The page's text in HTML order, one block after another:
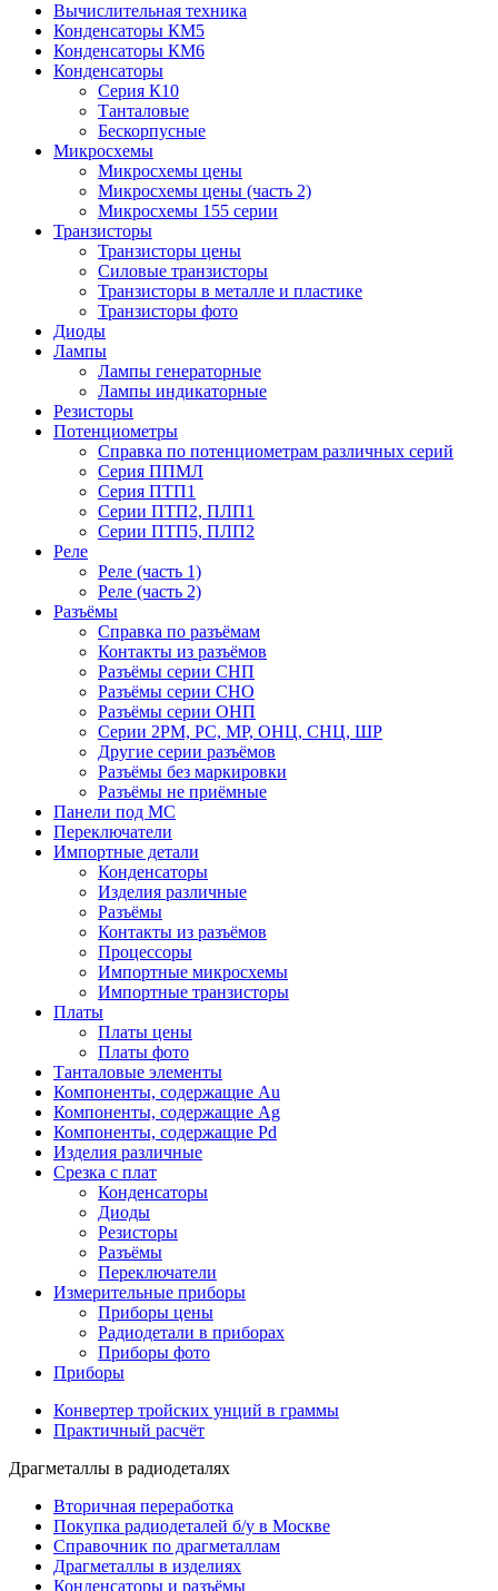
Вычислительная техника
Конденсаторы КМ5
Конденсаторы КМ6
Конденсаторы
Серия К10
Танталовые
Бескорпусные
Микросхемы
Микросхемы цены
Микросхемы цены (часть 2)
Микросхемы 155 серии
Транзисторы
Транзисторы цены
Силовые транзисторы
Транзисторы в металле и пластике
Транзисторы фото
Диоды
Лампы
Лампы генераторные
Лампы индикаторные
Резисторы
Потенциометры
Справка по потенциометрам различных серий
Серия ППМЛ
Серия ПТП1
Серии ПТП2, ПЛП1
Серии ПТП5, ПЛП2
Реле
Реле (часть 1)
Реле (часть 2)
Разъёмы
Справка по разъёмам
Контакты из разъёмов
Разъёмы серии СНП
Разъёмы серии СНО
Разъёмы серии ОНП
Серии 2РМ, РС, МР, ОНЦ, СНЦ, ШР
Другие серии разъёмов
Разъёмы без маркировки
Разъёмы не приёмные
Панели под МС
Переключатели
Импортные детали
Конденсаторы
Изделия различные
Разъёмы
Контакты из разъёмов
Процессоры
Импортные микросхемы
Импортные транзисторы
Платы
Платы цены
Платы фото
Танталовые элементы
Компоненты, содержащие Au
Компоненты, содержащие Ag
Компоненты, содержащие Pd
Изделия различные
Срезка с плат
Конденсаторы
Диоды
Резисторы
Разъёмы
Переключатели
Измерительные приборы
Приборы цены
Радиодетали в приборах
Приборы фото
Приборы
Конвертер тройских унций в граммы
Практичный расчёт
Драгметаллы в радиодеталях
Вторичная переработка
Покупка радиодеталей б/у в Москве
Справочник по драгметаллам
Драгметаллы в изделиях
Конденсаторы и разъёмы